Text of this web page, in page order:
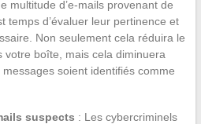
multitude d’e-mails provenant de
temps d’évaluer leur pertinence et
Non seulement cela réduira le
votre boîte, mais cela diminuera
soient identifiés comme
suspects : Les cybercriminels